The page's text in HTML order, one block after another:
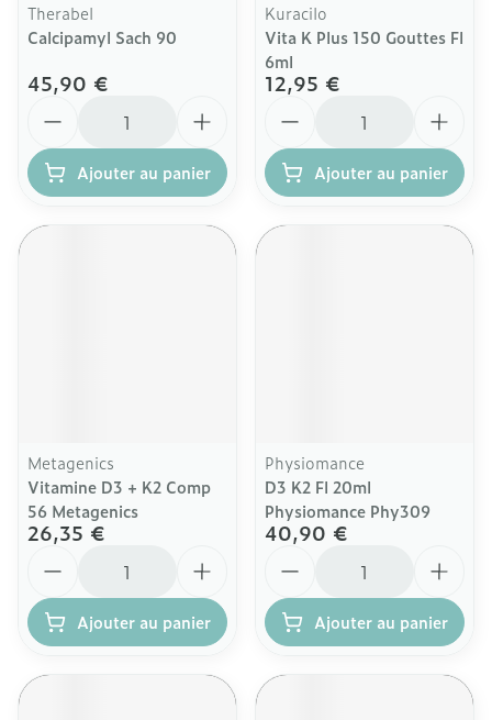
Therabel
Calcipamyl Sach 90
45,90 €
Ajouter au panier
Kuracilo
Vita K Plus 150 Gouttes Fl
6ml
12,95 €
Ajouter au panier
Metagenics
Vitamine D3 + K2 Comp
56 Metagenics
26,35 €
Ajouter au panier
Physiomance
D3 K2 Fl 20ml
Physiomance Phy309
40,90 €
Ajouter au panier